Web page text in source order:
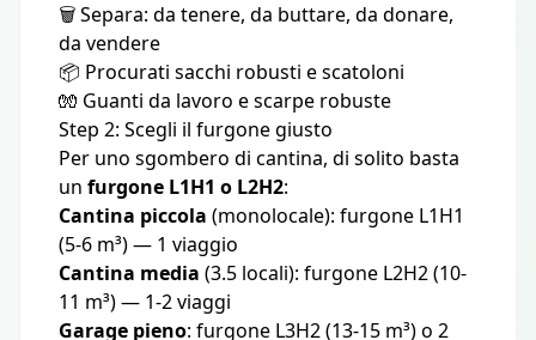
🗑️ Separa: da tenere, da buttare, da donare,
da vendere
📦 Procurati sacchi robusti e scatoloni
🧤 Guanti da lavoro e scarpe robuste
Step 2: Scegli il furgone giusto
Per uno sgombero di cantina, di solito basta
un furgone L1H1 o L2H2:
Cantina piccola (monolocale): furgone L1H1
(5-6 m³) — 1 viaggio
Cantina media (3.5 locali): furgone L2H2 (10-
11 m³) — 1-2 viaggi
Garage pieno: furgone L3H2 (13-15 m³) o 2